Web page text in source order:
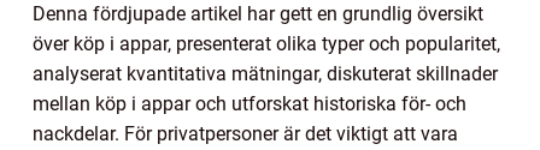
Denna fördjupade artikel har gett en grundlig översikt
över köp i appar, presenterat olika typer och popularitet,
analyserat kvantitativa mätningar, diskuterat skillnader
mellan köp i appar och utforskat historiska för- och
nackdelar. För privatpersoner är det viktigt att vara